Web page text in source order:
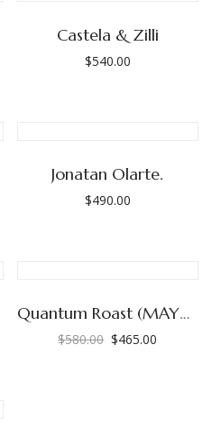
Castela & Zilli
$540.00
Jonatan Olarte.
$490.00
Quantum Roast (MAYOREO)
$580.00 $465.00